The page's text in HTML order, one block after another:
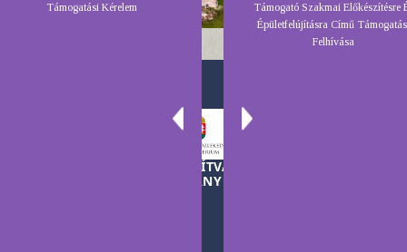
A TELEKI LÁSZLÓ ALAPÍTVÁNY MŰKÖDÉSÉT A
MAGYAR KORMÁNY TÁMOGATJA
Támogató Szakmai Előkészítésre
Épületfelújításra Című
Felhívása
Támogatási Kérelem